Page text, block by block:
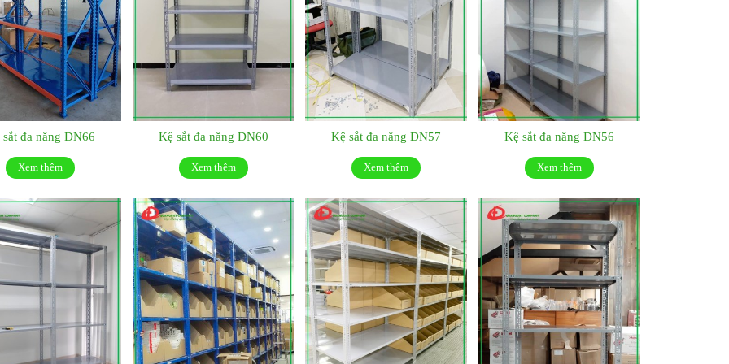
sắt đa năng DN66
Xem thêm
Kệ sắt đa năng DN60
Xem thêm
Kệ sắt đa năng DN57
Xem thêm
Kệ sắt đa năng DN56
Xem thêm